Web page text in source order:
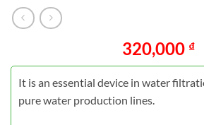
320,000 ₫
It is an essential device in water
pure water production lines.